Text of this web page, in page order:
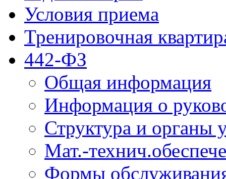
Условия приема
Тренировочная
442-ФЗ
Общая информация
Информация о
Структура и органы
Мат.-
Формы